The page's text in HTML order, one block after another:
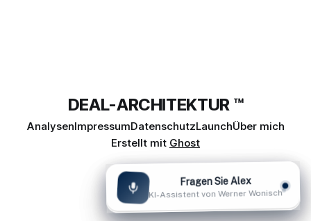
DEAL-ARCHITEKTUR ™
AnalysenImpressumDatenschutzLaunchÜber mich
Erstellt mit Ghost